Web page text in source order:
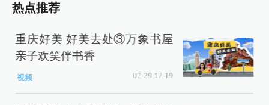
热点推荐
重庆好美 好美去处③万象书屋
亲子欢笑伴书香
视频 07-29 17:19